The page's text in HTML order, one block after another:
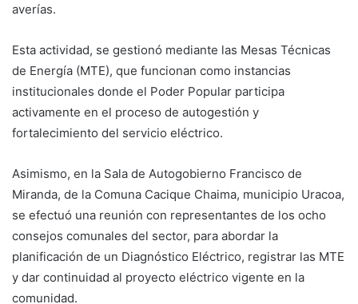
averías.
Esta actividad, se gestionó mediante las Mesas Técnicas
de Energía (MTE), que funcionan como instancias
institucionales donde el Poder Popular participa
activamente en el proceso de autogestión y
fortalecimiento del servicio eléctrico.
Asimismo, en la Sala de Autogobierno Francisco de
Miranda, de la Comuna Cacique Chaima, municipio Uracoa,
se efectuó una reunión con representantes de los ocho
consejos comunales del sector, para abordar la
planificación de un Diagnóstico Eléctrico, registrar las MTE
y dar continuidad al proyecto eléctrico vigente en la
comunidad.